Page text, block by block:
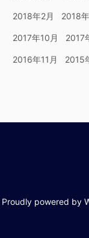
2018年2月 2018
2017年10月 2017
2016年11月 2015
Proudly powered by